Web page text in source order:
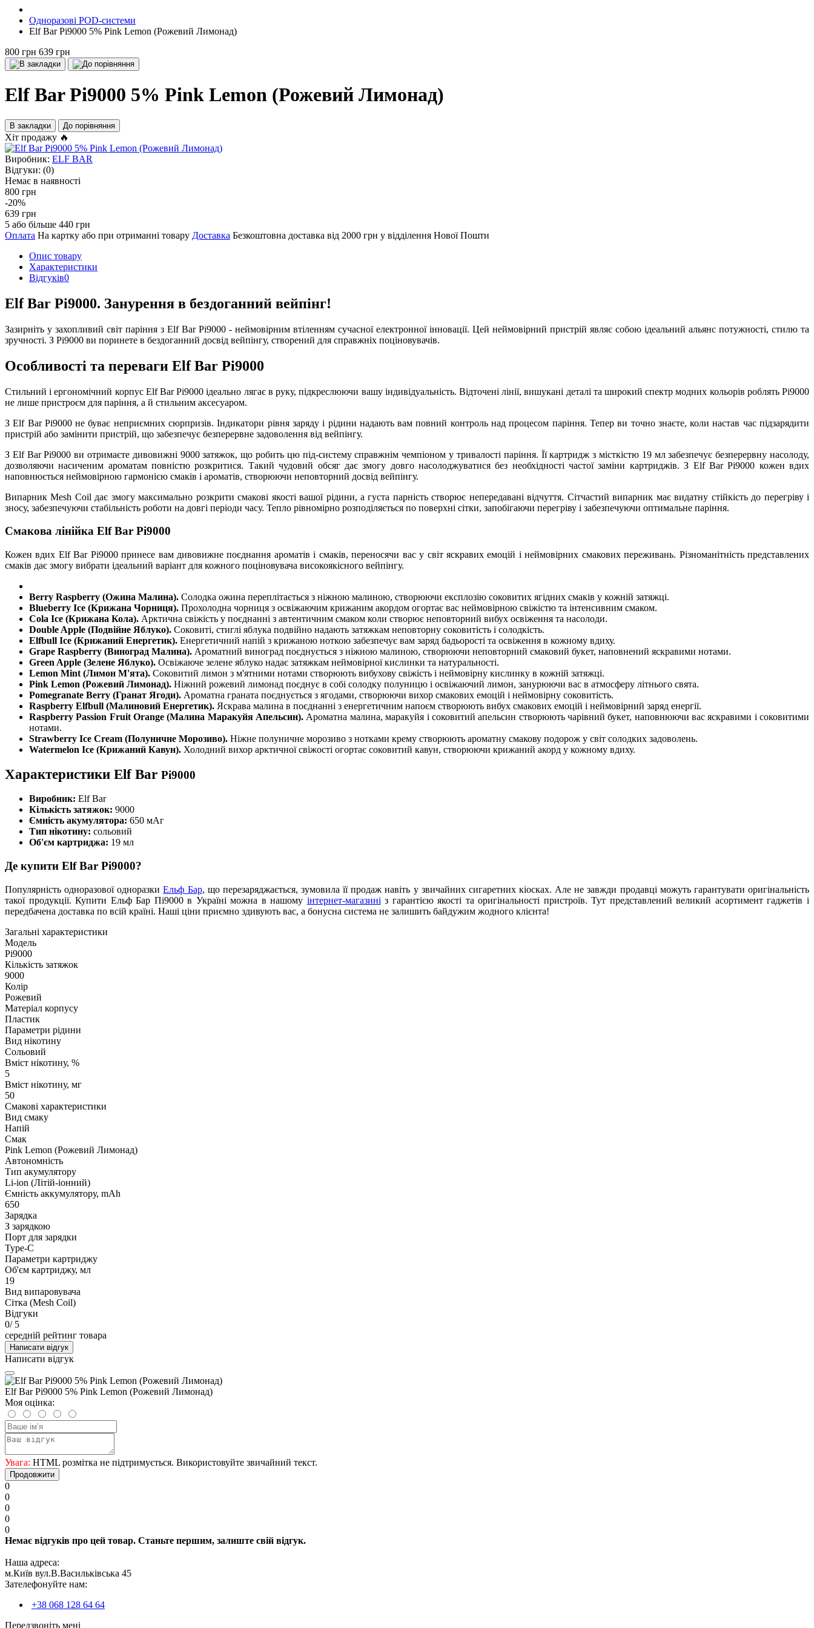
Одноразові POD-системи
Elf Bar Pi9000 5% Pink Lemon (Рожевий Лимонад)
800 грн 639 грн
Elf Bar Pi9000 5% Pink Lemon (Рожевий Лимонад)
В закладки До порівняння
Хіт продажу 🔥
Виробник: ELF BAR
Відгуки: (0)
Немає в наявності
800 грн
-20%
639 грн
5 або більше 440 грн
Оплата На картку або при отриманні товару Доставка Безкоштовна доставка від 2000 грн у відділення Нової Пошти
Опис товару
Характеристики
Відгуків0
Elf Bar Pi9000. Занурення в бездоганний вейпінг!
Зазирніть у захопливий світ паріння з Elf Bar Pi9000 - неймовірним втіленням сучасної електронної інновації. Цей неймовірний пристрій являє собою ідеальний альянс потужності, стилю та
зручності. З Pi9000 ви поринете в бездоганний досвід вейпінгу, створений для справжніх поціновувачів.
Особливості та переваги Elf Bar Pi9000
Стильний і ергономічний корпус Elf Bar Pi9000 ідеально лягає в руку, підкреслюючи вашу індивідуальність. Відточені лінії, вишукані деталі та широкий спектр модних кольорів роблять Pi9000
не лише пристроєм для паріння, а й стильним аксесуаром.
З Elf Bar Pi9000 не буває неприємних сюрпризів. Індикатори рівня заряду і рідини надають вам повний контроль над процесом паріння. Тепер ви точно знаєте, коли настав час підзарядити
пристрій або замінити пристрій, що забезпечує безперервне задоволення від вейпінгу.
З Elf Bar Pi9000 ви отримаєте дивовижні 9000 затяжок, що робить цю під-систему справжнім чемпіоном у тривалості паріння. Її картридж з місткістю 19 мл забезпечує безперервну насолоду,
дозволяючи насиченим ароматам повністю розкритися. Такий чудовий обсяг дає змогу довго насолоджуватися без необхідності частої заміни картриджів. З Elf Bar Pi9000 кожен вдих
наповнюється неймовірною гармонією смаків і ароматів, створюючи неповторний досвід вейпінгу.
Випарник Mesh Coil дає змогу максимально розкрити смакові якості вашої рідини, а густа парність створює непередавані відчуття. Сітчастий випарник має видатну стійкість до перегріву і
зносу, забезпечуючи стабільність роботи на довгі періоди часу. Тепло рівномірно розподіляється по поверхні сітки, запобігаючи перегріву і забезпечуючи оптимальне паріння.
Смакова лінійка Elf Bar Pi9000
Кожен вдих Elf Bar Pi9000 принесе вам дивовижне поєднання ароматів і смаків, переносячи вас у світ яскравих емоцій і неймовірних смакових переживань. Різноманітність представлених
смаків дає змогу вибрати ідеальний варіант для кожного поціновувача високоякісного вейпінгу.
Berry Raspberry (Ожина Малина). Солодка ожина переплітається з ніжною малиною, створюючи експлозію соковитих ягідних смаків у кожній затяжці.
Blueberry Ice (Крижана Чорниця). Прохолодна чорниця з освіжаючим крижаним акордом огортає вас неймовірною свіжістю та інтенсивним смаком.
Cola Ice (Крижана Кола). Арктична свіжість у поєднанні з автентичним смаком коли створює неповторний вибух освіження та насолоди.
Double Apple (Подвійне Яблуко). Соковиті, стиглі яблука подвійно надають затяжкам неповторну соковитість і солодкість.
Elfbull Ice (Крижаний Енергетик). Енергетичний напій з крижаною ноткою забезпечує вам заряд бадьорості та освіження в кожному вдиху.
Grape Raspberry (Виноград Малина). Ароматний виноград поєднується з ніжною малиною, створюючи неповторний смаковий букет, наповнений яскравими нотами.
Green Apple (Зелене Яблуко). Освіжаюче зелене яблуко надає затяжкам неймовірної кислинки та натуральності.
Lemon Mint (Лимон М'ята). Соковитий лимон з м'ятними нотами створюють вибухову свіжість і неймовірну кислинку в кожній затяжці.
Pink Lemon (Рожевий Лимонад). Ніжний рожевий лимонад поєднує в собі солодку полуницю і освіжаючий лимон, занурюючи вас в атмосферу літнього свята.
Pomegranate Berry (Гранат Ягоди). Ароматна граната поєднується з ягодами, створюючи вихор смакових емоцій і неймовірну соковитість.
Raspberry Elfbull (Малиновий Енергетик). Яскрава малина в поєднанні з енергетичним напоєм створюють вибух смакових емоцій і неймовірний заряд енергії.
Raspberry Passion Fruit Orange (Малина Маракуйя Апельсин). Ароматна малина, маракуйя і соковитий апельсин створюють чарівний букет, наповнюючи вас яскравими і соковитими
нотами.
Strawberry Ice Cream (Полуничне Морозиво). Ніжне полуничне морозиво з нотками крему створюють ароматну смакову подорож у світ солодких задоволень.
Watermelon Ice (Крижаний Кавун). Холодний вихор арктичної свіжості огортає соковитий кавун, створюючи крижаний акорд у кожному вдиху.
Характеристики Elf Bar Pi9000
Виробник: Elf Bar
Кількість затяжок: 9000
Ємність акумулятора: 650 мАг
Тип нікотину: сольовий
Об'єм картриджа: 19 мл
Де купити Elf Bar Pi9000?
Популярність одноразової одноразкиЕльф Бар, що перезаряджається, зумовила її продаж навіть у звичайних сигаретних кіосках. Але не завжди продавці можуть гарантувати оригінальність
такої продукції. Купити Ельф Бар Пі9000 в Україні можна в нашому інтернет-магазині з гарантією якості та оригінальності пристроїв. Тут представлений великий асортимент гаджетів і
передбачена доставка по всій країні. Наші ціни приємно здивують вас, а бонусна система не залишить байдужим жодного клієнта!
Загальні характеристики
Модель
Pi9000
Кількість затяжок
9000
Колір
Рожевий
Матеріал корпусу
Пластик
Параметри рідини
Вид нікотину
Сольовий
Вміст нікотину, %
5
Вміст нікотину, мг
50
Смакові характеристики
Вид смаку
Напій
Смак
Pink Lemon (Рожевий Лимонад)
Автономність
Тип акумулятору
Li-ion (Літій-іонний)
Ємність аккумулятору, mAh
650
Зарядка
З зарядкою
Порт для зарядки
Type-C
Параметри картриджу
Об'єм картриджу, мл
19
Вид випаровувача
Сітка (Mesh Coil)
Відгуки
0/ 5
середній рейтинг товара
Написати відгук
Написати відгук
Elf Bar Pi9000 5% Pink Lemon (Рожевий Лимонад)
Моя оцінка:
Увага: HTML розмітка не підтримується. Використовуйте звичайний текст.
Продовжити
0
0
0
0
0
Немає відгуків про цей товар. Станьте першим, залиште свій відгук.
Наша адреса:
м.Київ вул.В.Васильківська 45
Зателефонуйте нам:
+38 068 128 64 64
Передзвоніть мені